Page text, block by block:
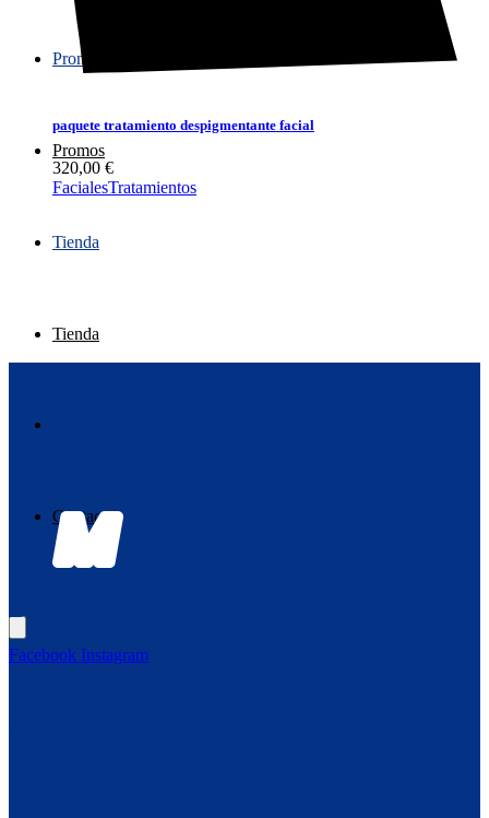
Promos
Tienda
Promos
Tienda
Contacto
paquete tratamiento despigmentante facial
320,00 €
FacialesTratamientos
Facebook Instagram